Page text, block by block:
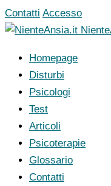
Vai
al
Contatti Accesso
Homepage
Disturbi
Psicologi
Test
Articoli
Psicoterapie
Glossario
Contatti